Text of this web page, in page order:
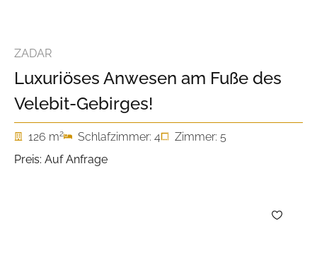
ZADAR
Luxuriöses Anwesen am Fuße des
Velebit-Gebirges!
126 m2 Schlafzimmer: 4
Zimmer: 5
Preis: Auf Anfrage